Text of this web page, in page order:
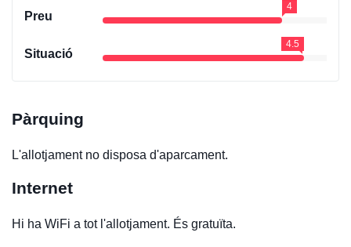
Preu
4
Situació
4.5
Pàrquing
L'allotjament no disposa d'aparcament.
Internet
Hi ha WiFi a tot l'allotjament. És gratuïta.